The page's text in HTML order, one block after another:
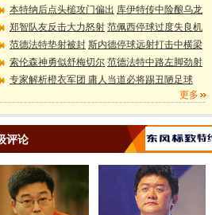
本特纳后点头槌攻门偏出 库伊特传中险酿乌龙
郑智队友反击大力怒射 范佩西停球过度失良机
范德法特垫射被封 斯内德停球远射打击中横梁
索伦森神勇似舒梅切尔 范德法特中路左脚劲射
专家解析橙衣军团 庸人当道必将踢丑陋足球
更多
评论